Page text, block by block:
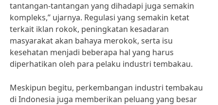
tantangan-tantangan yang dihadapi juga semakin
kompleks,” ujarnya. Regulasi yang semakin ketat
terkait iklan rokok, peningkatan kesadaran
masyarakat akan bahaya merokok, serta isu
kesehatan menjadi beberapa hal yang harus
diperhatikan oleh para pelaku industri tembakau.
Meskipun begitu, perkembangan industri tembakau
di Indonesia juga memberikan peluang yang besar